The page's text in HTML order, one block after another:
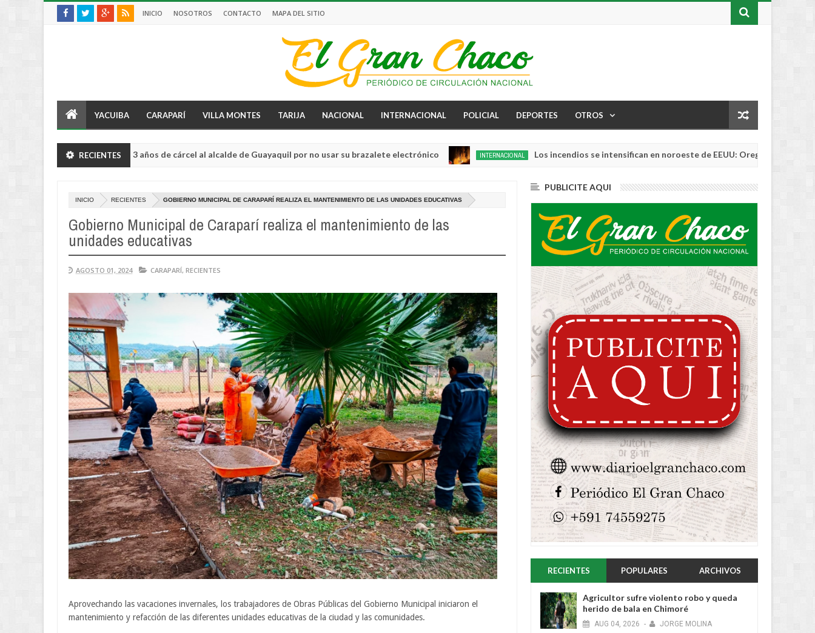
INICIO NOSOTROS CONTACTO MAPA DEL SITIO
YACUIBA CARAPARÍ VILLA MONTES TARIJA NACIONAL INTERNACIONAL POLICIAL DEPORTES OTROS
RECIENTES
Condenan a 3 años de cárcel al alcalde de Guayaquil por no usar su brazalete electrónico INTERNACIONAL Los incendios se intensifican en noroeste de EEUU: Oregón rompe récord de
INICIO RECIENTES GOBIERNO MUNICIPAL DE CARAPARÍ REALIZA EL MANTENIMIENTO DE LAS UNIDADES EDUCATIVAS
Gobierno Municipal de Caraparí realiza el mantenimiento de las
unidades educativas
AGOSTO 01, 2024 CARAPARÍ, RECIENTES
Aprovechando las vacaciones invernales, los trabajadores de Obras Públicas del Gobierno Municipal iniciaron el
mantenimiento y refacción de las diferentes unidades educativas de la ciudad y las comunidades.
PUBLICITE AQUI
RECIENTES POPULARES ARCHIVOS
Agricultor sufre violento robo y queda
herido de bala en Chimoré
AUG 04, 2026 - JORGE MOLINA